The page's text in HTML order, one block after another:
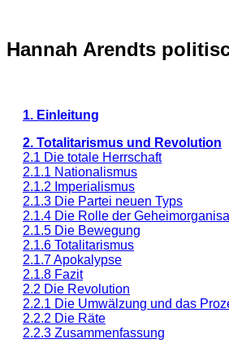
Hannah Arendts
1. Einleitung
2. Totalitarismus und Revolution
2.1 Die totale Herrschaft
2.1.1 Nationalismus
2.1.2 Imperialismus
2.1.3 Die Partei neuen Typs
2.1.4 Die Rolle der
2.1.5 Die Bewegung
2.1.6 Totalitarismus
2.1.7 Apokalypse
2.1.8 Fazit
2.2 Die Revolution
2.2.1 Die Umwälzung und das
2.2.2 Die Räte
2.2.3 Zusammenfassung